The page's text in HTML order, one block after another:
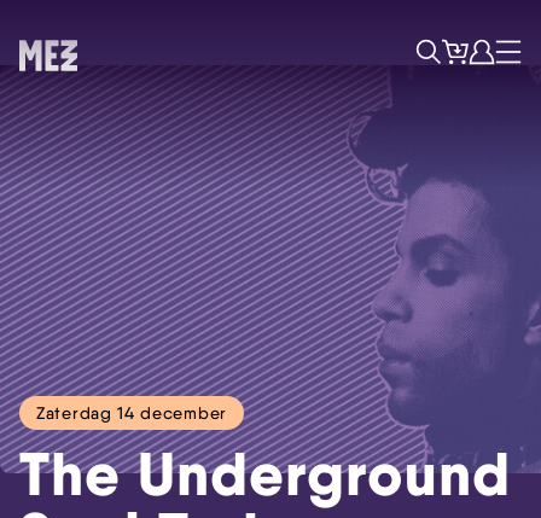
ZoekTicketsAccount
Menu
Zaterdag 14 december
The Underground